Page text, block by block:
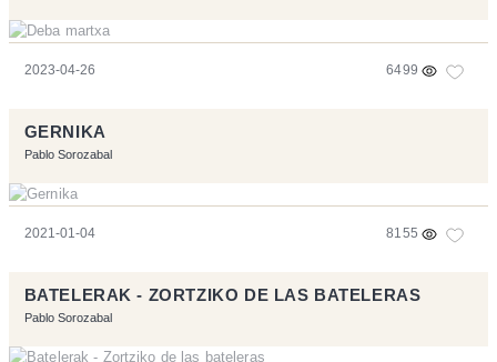
2023-04-26 6499
GERNIKA
Pablo Sorozabal
2021-01-04 8155
BATELERAK - ZORTZIKO DE LAS BATELERAS
Pablo Sorozabal